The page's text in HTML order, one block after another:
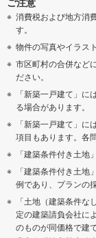
消費税および地方消
す。
物件の写真やイラス
市区町村の合併など
ださい。
「新築一戸建て」
る場合があります。
「新築一戸建て」
項目もあります。各
「建築条件付き土地
「建築条件付き土
例であり、プランの
「土地（建築条件
定の建築請負会社に
のものが同価格で建